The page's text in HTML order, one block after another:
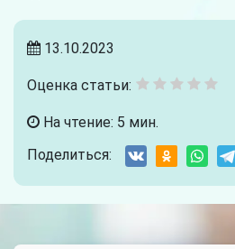
13.10.2023
Оценка статьи:
На чтение: 5 мин.
Поделиться: